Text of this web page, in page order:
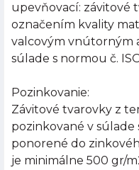
upevňovací: závitové
označením kvality
valcovým vnútorným
súlade s normou č.
Pozinkovanie:
Závitové tvarovky z
pozinkované v súlade
ponorené do
je minimálne 500 gr/